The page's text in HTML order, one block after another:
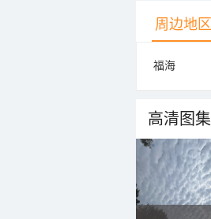
周边地区
福海
高清图集